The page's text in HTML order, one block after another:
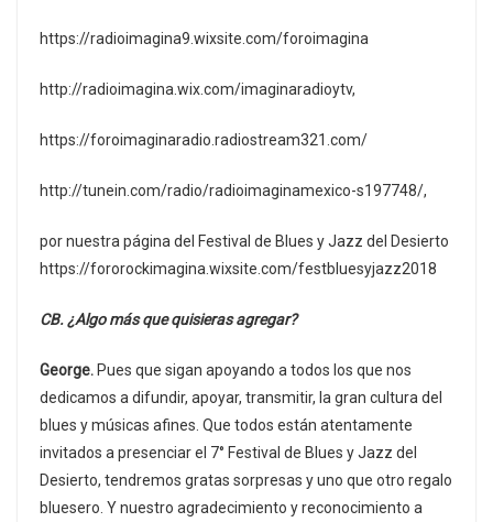
https://radioimagina9.wixsite.com/foroimagina
http://radioimagina.wix.com/imaginaradioytv,
https://foroimaginaradio.radiostream321.com/
http://tunein.com/radio/radioimaginamexico-s197748/,
por nuestra página del Festival de Blues y Jazz del Desierto
https://fororockimagina.wixsite.com/festbluesyjazz2018
CB. ¿Algo más que quisieras agregar?
George. Pues que sigan apoyando a todos los que nos
dedicamos a difundir, apoyar, transmitir, la gran cultura del
blues y músicas afines. Que todos están atentamente
invitados a presenciar el 7° Festival de Blues y Jazz del
Desierto, tendremos gratas sorpresas y uno que otro regalo
bluesero. Y nuestro agradecimiento y reconocimiento a